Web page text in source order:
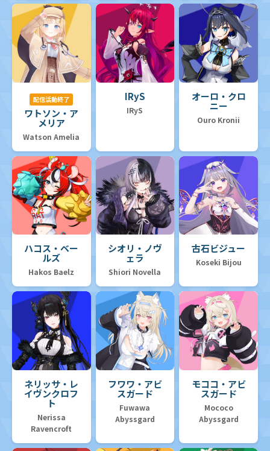
配信活動終了
ワトソン・ア
メリア
Watson Amelia
IRyS
IRyS
オーロ・クロ
ニー
Ouro Kronii
ハコス・ベー
ルズ
Hakos Baelz
シオリ・ノヴ
ェラ
Shiori Novella
古石ビジュー
Koseki Bijou
ネリッサ・レ
イヴンクロフ
ト
Nerissa
Ravencroft
フワワ・アビ
スガード
Fuwawa
Abyssgard
モココ・アビ
スガード
Mococo
Abyssgard